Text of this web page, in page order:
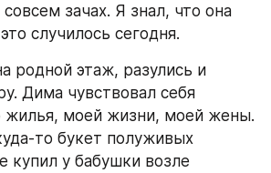
совсем зачах. Я знал, что она
случилось сегодня.
родной этаж, разулись и
Дима чувствовал себя
жилья, моей жизни, моей жены.
то букет полуживых
купил у бабушки возле